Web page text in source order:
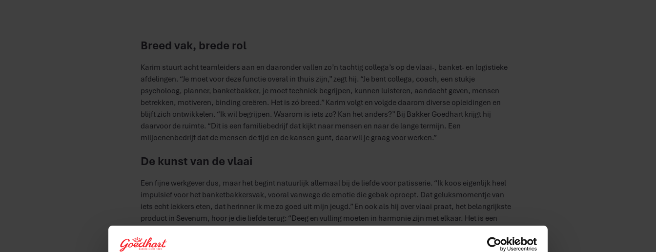
Breed vak, brede rol
Karim stuurt acht teamleiders aan en daaronder vallen zo’n tachtig collega’s op de vlaai-, banket- en logistieke
afdelingen. “Je moet voor deze functie overal in thuis zijn,” zegt hij. “Je bent collega, coach, een stukje
psycholoog, planner, banketbakker, je moet techniek begrijpen, kunnen luisteren, aandacht geven, mensen
betrekken, motiveren, binding creëren. Het is zó breed.” Karim volgt en volgde daarom diverse opleidingen en
blijft zich ontwikkelen. “Ik wil begrijpen. Waarom is iets zo? Kan het anders?” Bij Bakker Goedhart krijgt hij
daarvoor de ruimte. “Dit is een familiebedrijf dat kijkt naar mensen en naar de lange termijn. Een
miljoenenbedrijf dat de mensen de tijd en de kansen gunt, daar wil je graag voor werken.”
De kunst van de vlaai
Een fijne werkgever dus, maar het begint natuurlijk allemaal bij de liefde voor patisserie. “Ik koos eigenlijk heel
impulsief voor het banketbakkersvak, vooral vanwege de emotie die gebak oproept. Dat geluksmomentje van
iets echt lekkers eten, dat herinner ik me zo goed uit mijn jeugd.” En ook als hij over vlaai praat, het belangrijkste
product in Sevenum, hoor je die liefde terug: “Deeg en vulling moeten in harmonie zijn met elkaar. Het is een
zelfs de grens over. “Dat blijft bijzonder,” zegt Karim. “Dat iets wat hier wordt gemaakt, op zoveel plekken wordt